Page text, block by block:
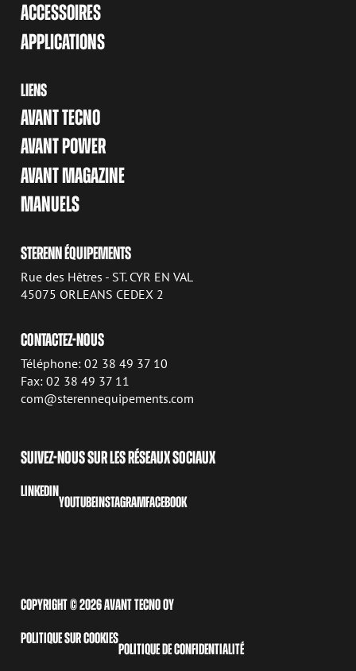
ACCESSOIRES
APPLICATIONS
LIENS
AVANT TECNO
AVANT POWER
AVANT MAGAZINE
MANUELS
STERENN ÉQUIPEMENTS
Rue des Hêtres - ST. CYR EN VAL
45075 ORLEANS CEDEX 2
CONTACTEZ-NOUS
Téléphone: 02 38 49 37 10
Fax: 02 38 49 37 11
com@sterennequipements.com
SUIVEZ-NOUS SUR LES RÉSEAUX SOCIAUX
LINKEDIN
YOUTUBEINSTAGRAMFACEBOOK
COPYRIGHT © 2026 AVANT TECNO OY
POLITIQUE SUR COOKIES
POLITIQUE DE CONFIDENTIALITÉ